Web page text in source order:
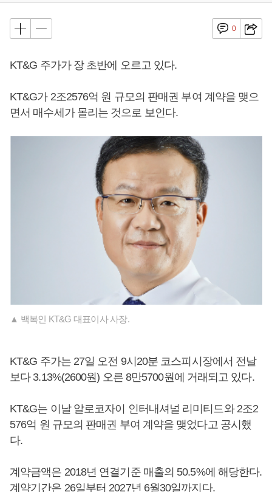
0
KT&G 주가가 장 초반에 오르고 있다.
KT&G가 2조2576억 원 규모의 판매권 부여 계약을 맺으
면서 매수세가 몰리는 것으로 보인다.
▲ 백복인 KT&G 대표이사 사장.
KT&G 주가는 27일 오전 9시20분 코스피시장에서 전날
보다 3.13%(2600원) 오른 8만5700원에 거래되고 있다.
KT&G는 이날 알로코자이 인터내셔널 리미티드와 2조2
576억 원 규모의 판매권 부여 계약을 맺었다고 공시했
다.
계약금액은 2018년 연결기준 매출의 50.5%에 해당한다.
계약기간은 26일부터 2027년 6월30일까지다.